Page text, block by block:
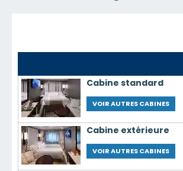
Cabine standard
VOIR AUTRES CABINES
Cabine extérieure
VOIR AUTRES CABINES